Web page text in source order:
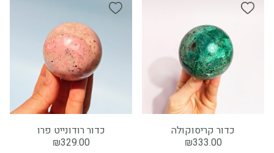
כדור קריסוקולה
₪333.00
כדור רודונייט פרו
₪329.00